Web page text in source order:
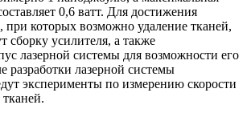
0,6 ватт. Для достижения
при которых возможно удаление тканей,
сборку усилителя, а также
лазерной системы для возможности его
разработки лазерной системы
эксперименты по измерению скорости